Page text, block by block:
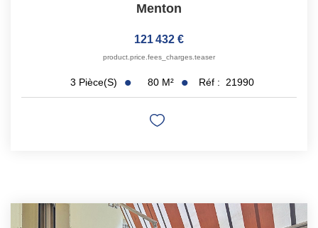
Menton
121 432 €
product.price.fees_charges.teaser
3 Pièce(s) 80 M² Réf : 21990